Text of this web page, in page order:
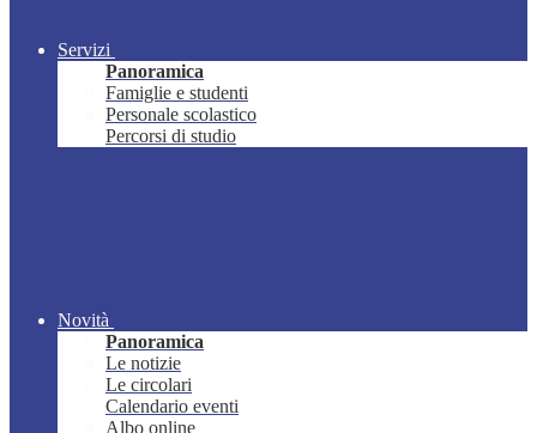
Servizi
Panoramica
Famiglie e studenti
Personale scolastico
Percorsi di studio
Novità
Panoramica
Le notizie
Le circolari
Calendario eventi
Albo online